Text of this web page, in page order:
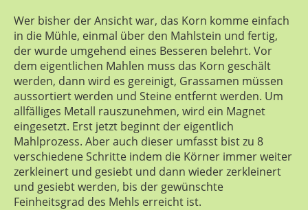
Wer bisher der Ansicht war, das Korn komme einfach
in die Mühle, einmal über den Mahlstein und fertig,
der wurde umgehend eines Besseren belehrt. Vor
dem eigentlichen Mahlen muss das Korn geschält
werden, dann wird es gereinigt, Grassamen müssen
aussortiert werden und Steine entfernt werden. Um
allfälliges Metall rauszunehmen, wird ein Magnet
eingesetzt. Erst jetzt beginnt der eigentlich
Mahlprozess. Aber auch dieser umfasst bist zu 8
verschiedene Schritte indem die Körner immer weiter
zerkleinert und gesiebt und dann wieder zerkleinert
und gesiebt werden, bis der gewünschte
Feinheitsgrad des Mehls erreicht ist.